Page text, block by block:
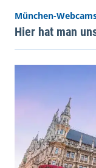
München-
Hier hat man